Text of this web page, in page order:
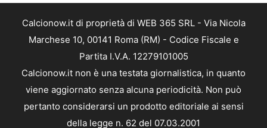
Calcionow.it di proprietà di WEB 365 SRL - Via Nicola
Marchese 10, 00141 Roma (RM) - Codice Fiscale e
Partita I.V.A. 12279101005
Calcionow.it non è una testata giornalistica, in quanto
viene aggiornato senza alcuna periodicità. Non può
pertanto considerarsi un prodotto editoriale ai sensi
della legge n. 62 del 07.03.2001